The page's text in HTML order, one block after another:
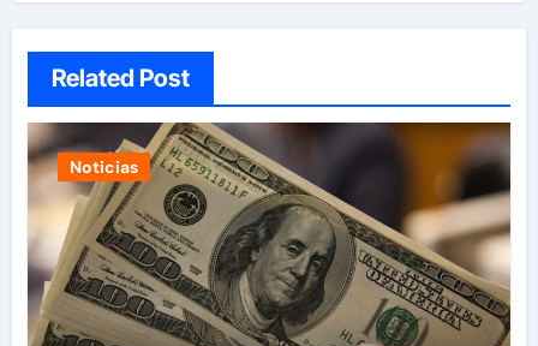
Related Post
Noticias